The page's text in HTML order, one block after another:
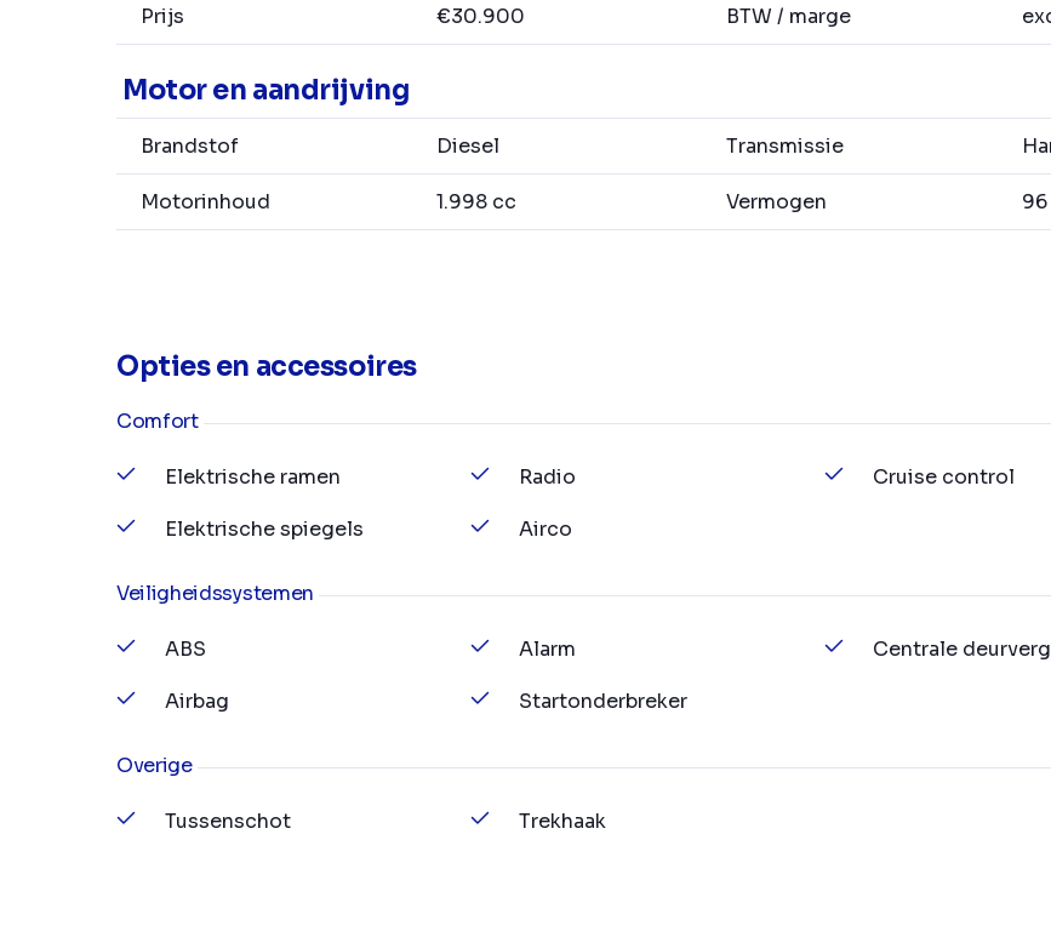
Prijs €30.900 BTW / marge
Motor en aandrijving
Brandstof Diesel Transmissie
Motorinhoud 1.998 cc Vermogen 96
Opties en accessoires
Comfort
Elektrische ramen
Elektrische spiegels
Radio
Airco
Cruise control
Veiligheidssystemen
ABS
Airbag
Alarm
Startonderbreker
Centrale
Overige
Tussenschot Trekhaak